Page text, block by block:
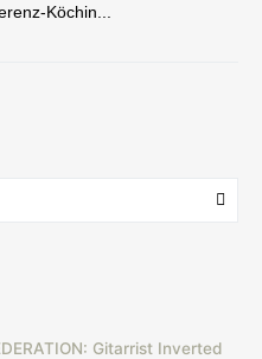
Köchin...
Gitarrist Inverted